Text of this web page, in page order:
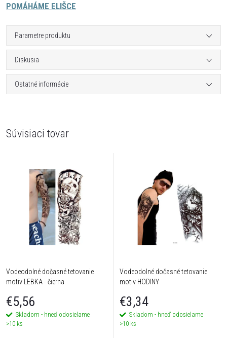
POMÁHÁME ELIŠCE
Parametre produktu
Diskusia
Ostatné informácie
Súvisiaci tovar
Vodeodolné dočasné tetovanie
motiv LEBKA - čierna
€5,56
Skladom - hneď odosielame
>10 ks
Vodeodolné dočasné tetovanie
motiv HODINY
€3,34
Skladom - hneď odosielame
>10 ks